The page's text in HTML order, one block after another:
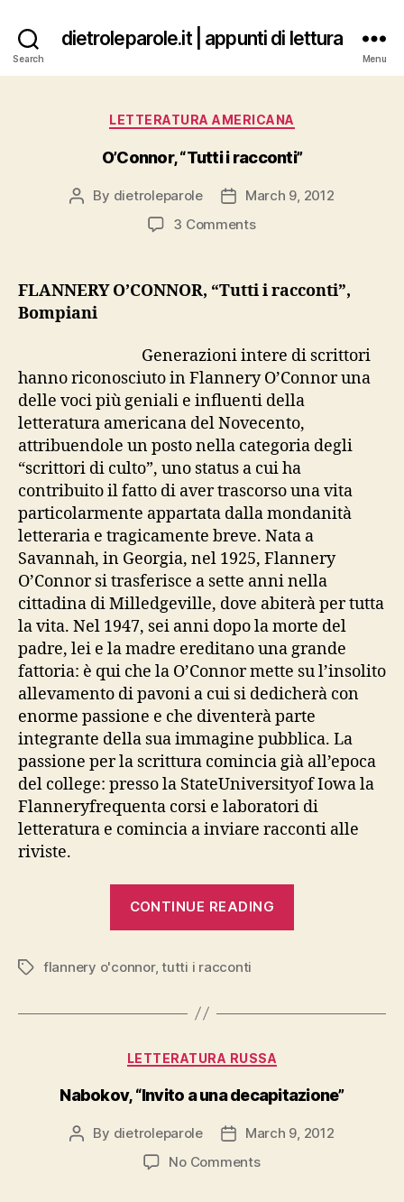
Search
dietroleparole.it | appunti di lettura
Menu
Categories
LETTERATURA AMERICANA
O’Connor, “Tutti i racconti”
Post
By dietroleparole
PostMarch 9, 2012
3 Commentson
i
FLANNERY O’CONNOR, “Tutti i racconti”,
Bompiani
Generazioni intere di scrittori
hanno riconosciuto in Flannery O’Connor una
delle voci più geniali e influenti della
letteratura americana del Novecento,
attribuendole un posto nella categoria degli
“scrittori di culto”, uno status a cui ha
contribuito il fatto di aver trascorso una vita
particolarmente appartata dalla mondanità
letteraria e tragicamente breve. Nata a
Savannah, in Georgia, nel 1925, Flannery
O’Connor si trasferisce a sette anni nella
cittadina di Milledgeville, dove abiterà per tutta
la vita. Nel 1947, sei anni dopo la morte del
padre, lei e la madre ereditano una grande
fattoria: è qui che la O’Connor mette su l’insolito
allevamento di pavoni a cui si dedicherà con
enorme passione e che diventerà parte
integrante della sua immagine pubblica. La
passione per la scrittura comincia già all’epoca
del college: presso la StateUniversityof Iowa la
Flanneryfrequenta corsi e laboratori di
letteratura e comincia a inviare racconti alle
riviste.
CONTINUE READING
Tagsflannery o'connor,tutti i racconti
Categories
LETTERATURA RUSSA
Nabokov, “Invito a una decapitazione”
Post
By dietroleparole
Post
date
March 9, 2012
No Commentson